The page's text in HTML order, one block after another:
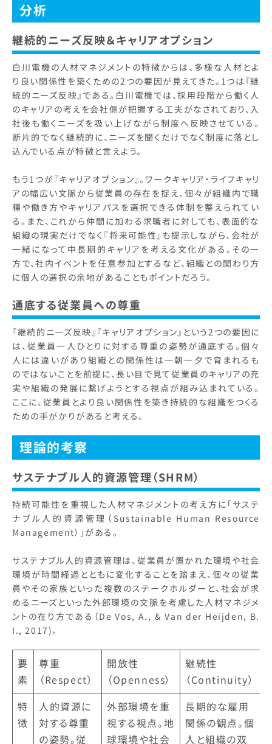
分析
継続的ニーズ反映＆キャリアオプション
白川電機の人材マネジメントの特徴からは、多様な人材とよ
り良い関係性を築くための2つの要因が見えてきた。1つは『継
続的ニーズ反映』である。白川電機では、採用段階から働く人
のキャリアの考えを会社側が把握する工夫がなされており、入
社後も働くニーズを吸い上げながら制度へ反映させている。
断片的でなく継続的に、ニーズを聞くだけでなく制度に落とし
込んでいる点が特徴と言えよう。
もう1つが『キャリアオプション』。ワークキャリア・ライフキャリ
アの幅広い文脈から従業員の存在を捉え、個々が組織内で職
種や働き方やキャリアパスを選択できる体制を整えられてい
る。また、これから仲間に加わる求職者に対しても、表面的な
組織の現実だけでなく『将来可能性』も提示しながら、会社が
一緒になって中長期的キャリアを考える文化がある。その一
方で、社内イベントを任意参加とするなど、組織との関わり方
に個人の選択の余地があることもポイントだろう。
通底する従業員への尊重
『継続的ニーズ反映』『キャリアオプション』という2つの要因に
は、従業員一人ひとりに対する尊重の姿勢が通底する。個々
人には違いがあり組織との関係性は一朝一夕で育まれるも
のではないことを前提に、長い目で見て従業員のキャリアの充
実や組織の発展に繋げようとする視点が組み込まれている。
ここに、従業員とより良い関係性を築き持続的な組織をつくる
ための手がかりがあると考える。
理論的考察
サステナブル人的資源管理（SHRM）
持続可能性を重視した人材マネジメントの考え方に「サステ
ナブル人的資源管理（Sustainable Human Resource
Management）」がある。
サステナブル人的資源管理は、従業員が置かれた環境や社会
環境が時間経過とともに変化することを踏まえ、個々の従業
員やその家族といった複数のステークホルダーと、社会が求
めるニーズといった外部環境の文脈を考慮した人材マネジメ
ントの在り方である（De Vos, A., & Van der Heijden, B.
I., 2017)。
要
素
尊重
（Respect）
開放性
（Openness）
継続性
（Continuity）
特
徴
人的資源に
対する尊重
の姿勢。従
外部環境を重
視する視点。地
球環境や社会
長期的な雇用
関係の観点。個
人と組織の双